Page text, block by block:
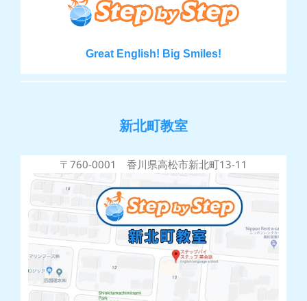
Great English! Big Smiles!
新北町教室
〒760-0001 香川県高松市新北町13-11